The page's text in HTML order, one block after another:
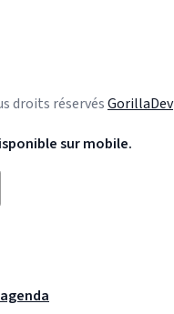
droits réservésGorillaDev
sur mobile.